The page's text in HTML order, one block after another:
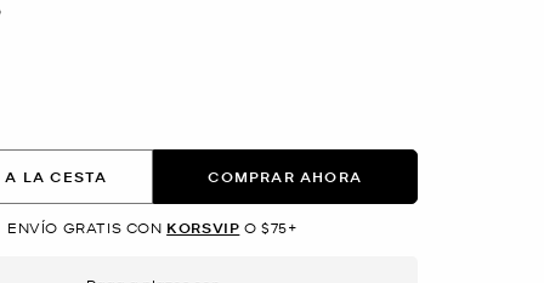
LA CESTA COMPRAR AHORA
ENVÍO GRATIS CON KORSVIP O $75+